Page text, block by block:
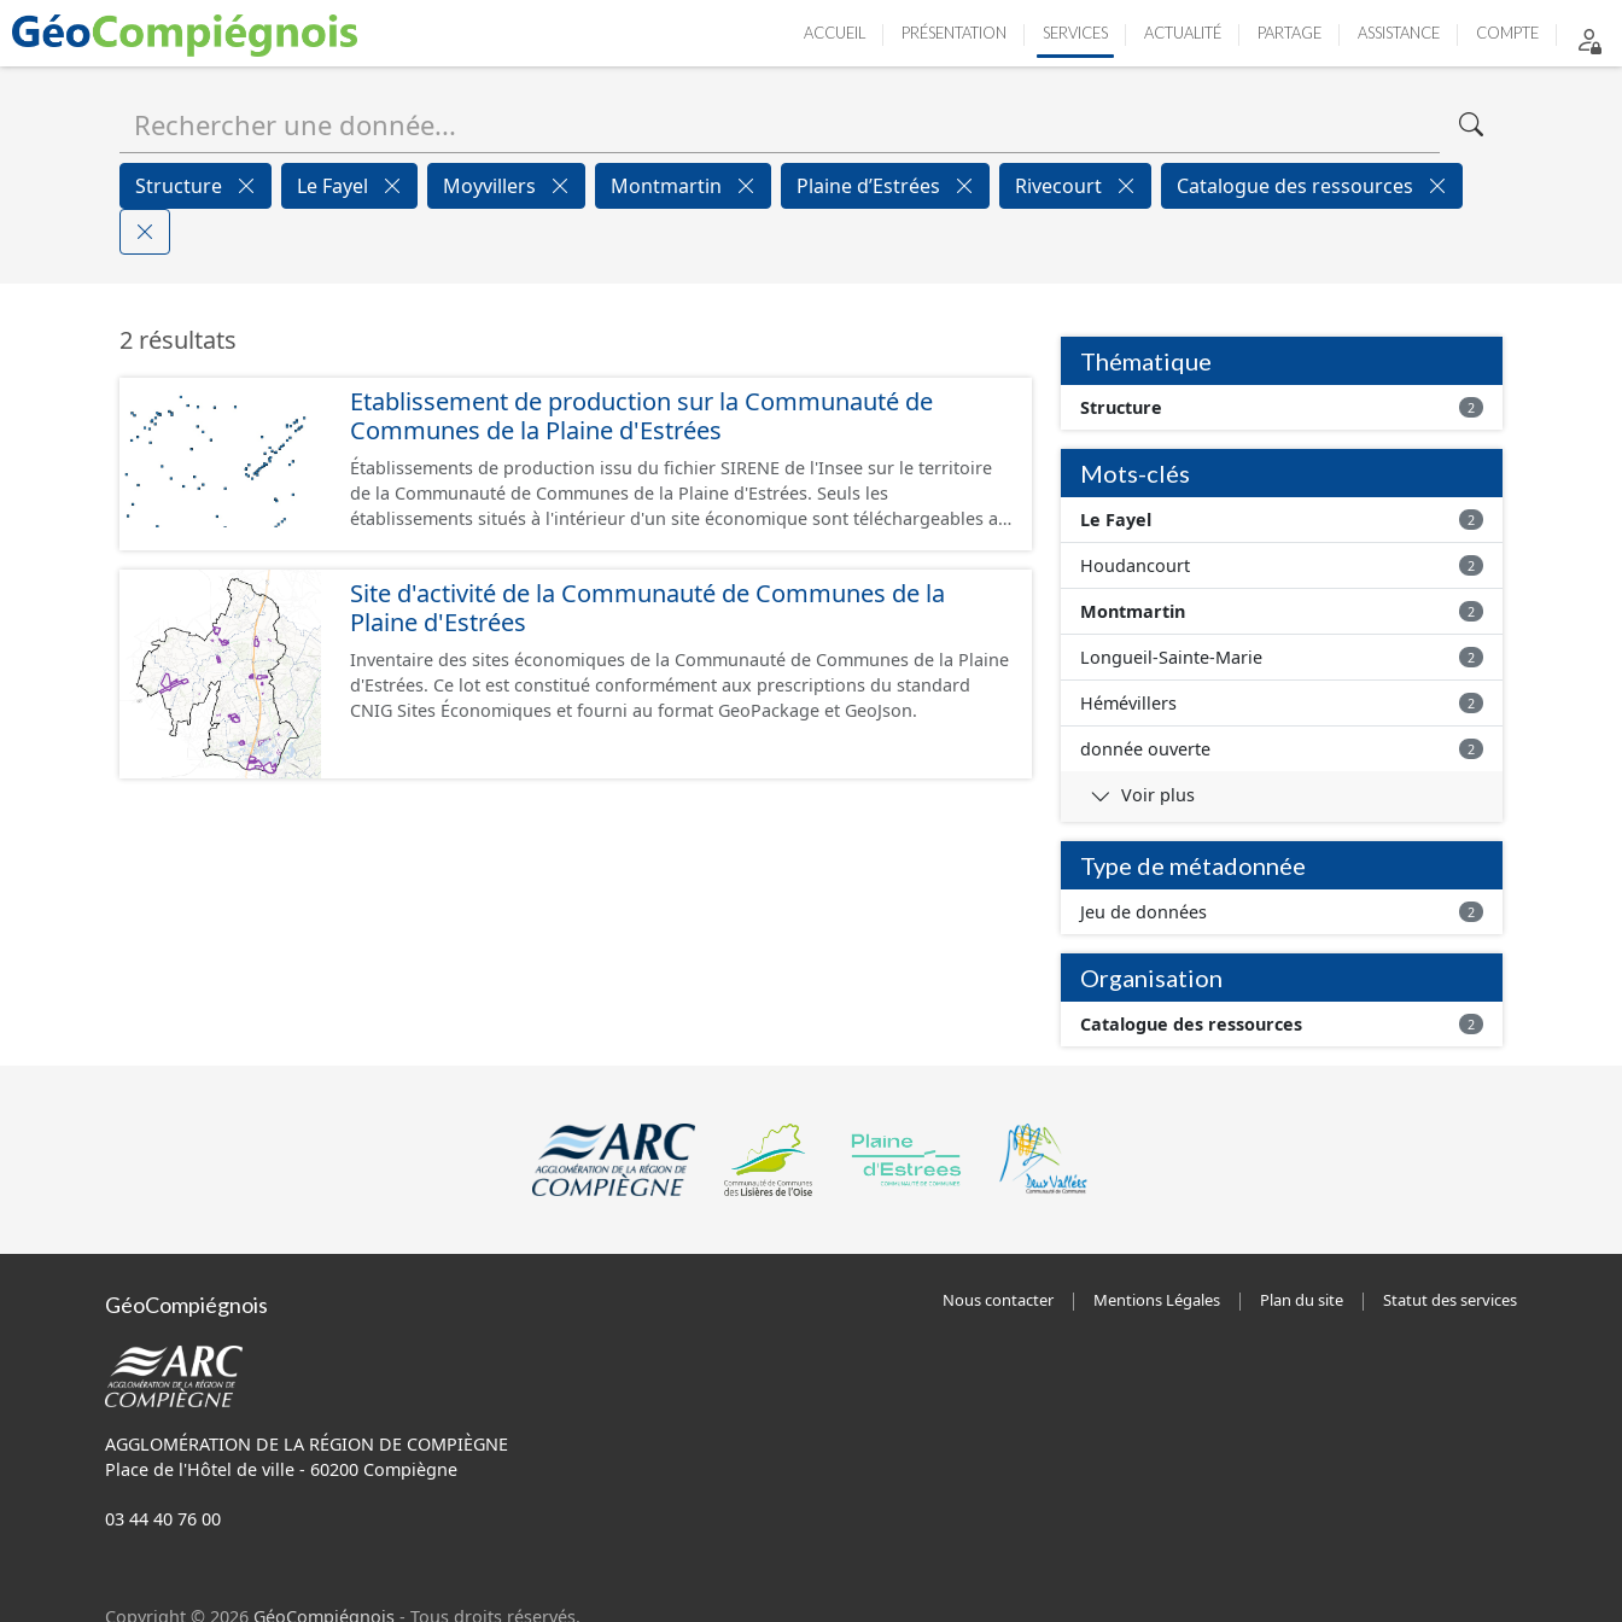
ACCUEIL PRÉSENTATION SERVICES ACTUALITÉ PARTAGE ASSISTANCE COMPTE
Structure Le Fayel Moyvillers Montmartin Plaine d’Estrées Rivecourt Catalogue des ressources
2 résultats
Etablissement de production sur la Communauté de
Communes de la Plaine d'Estrées
Établissements de production issu du fichier SIRENE de l'Insee sur le territoire
de la Communauté de Communes de la Plaine d'Estrées. Seuls les
établissements situés à l'intérieur d'un site économique sont téléchargeables au
terrains à vocation économique à ce jour. Il est filtré au-delà des prescriptions
du CNIG se limitant aux SCI.
Site d'activité de la Communauté de Communes de la
Plaine d'Estrées
Inventaire des sites économiques de la Communauté de Communes de la Plaine
d'Estrées. Ce lot est constitué conformément aux prescriptions du standard
CNIG Sites Économiques et fourni au format GeoPackage et GeoJson.
Thématique
Structure 2
Mots-clés
Le Fayel 2
Houdancourt 2
Montmartin 2
Longueil-Sainte-Marie 2
Hémévillers 2
donnée ouverte 2
Voir plus
Type de métadonnée
Jeu de données 2
Organisation
Catalogue des ressources 2
GéoCompiégnois
AGGLOMÉRATION DE LA RÉGION DE COMPIÈGNE
Place de l'Hôtel de ville - 60200 Compiègne
03 44 40 76 00
Nous contacter Mentions Légales Plan du site Statut des services
Copyright © 2026 GéoCompiégnois - Tous droits réservés.